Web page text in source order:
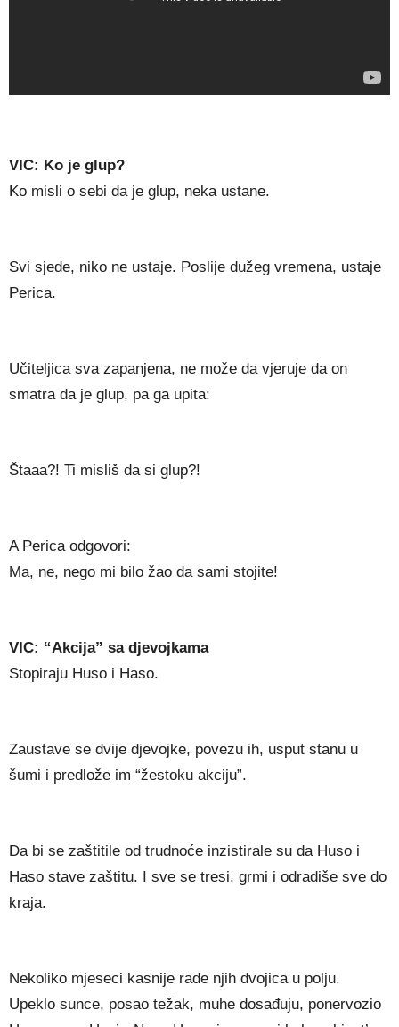
VIC: Ko je glup?
Ko misli o sebi da je glup, neka ustane.
Svi sjede, niko ne ustaje. Poslije dužeg vremena, ustaje
Perica.
Učiteljica sva zapanjena, ne može da vjeruje da on
smatra da je glup, pa ga upita:
Štaaa?! Ti misliš da si glup?!
A Perica odgovori:
Ma, ne, nego mi bilo žao da sami stojite!
VIC: “Akcija” sa djevojkama
Stopiraju Huso i Haso.
Zaustave se dvije djevojke, povezu ih, usput stanu u
šumi i predlože im “žestoku akciju”.
Da bi se zaštitile od trudnoće inzistirale su da Huso i
Haso stave zaštitu. I sve se tresi, grmi i odradiše sve do
kraja.
Nekoliko mjeseci kasnije rade njih dvojica u polju.
Upeklo sunce, posao težak, muhe dosađuju, ponervozio